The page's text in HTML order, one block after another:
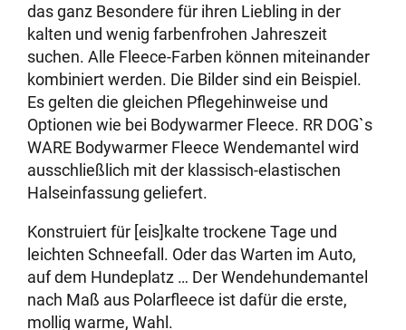
das ganz Besondere für ihren Liebling in der
kalten und wenig farbenfrohen Jahreszeit
suchen. Alle Fleece-Farben können miteinander
kombiniert werden. Die Bilder sind ein Beispiel.
Es gelten die gleichen Pflegehinweise und
Optionen wie bei Bodywarmer Fleece. RR DOG`s
WARE Bodywarmer Fleece Wendemantel wird
ausschließlich mit der klassisch-elastischen
Halseinfassung geliefert.
Konstruiert für [eis]kalte trockene Tage und
leichten Schneefall. Oder das Warten im Auto,
auf dem Hundeplatz … Der Wendehundemantel
nach Maß aus Polarfleece ist dafür die erste,
mollig warme, Wahl.